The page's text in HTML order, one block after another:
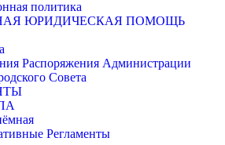
политика
ЮРИДИЧЕСКАЯ ПОМОЩЬ
Распоряжения Администрации
Совета
Регламенты